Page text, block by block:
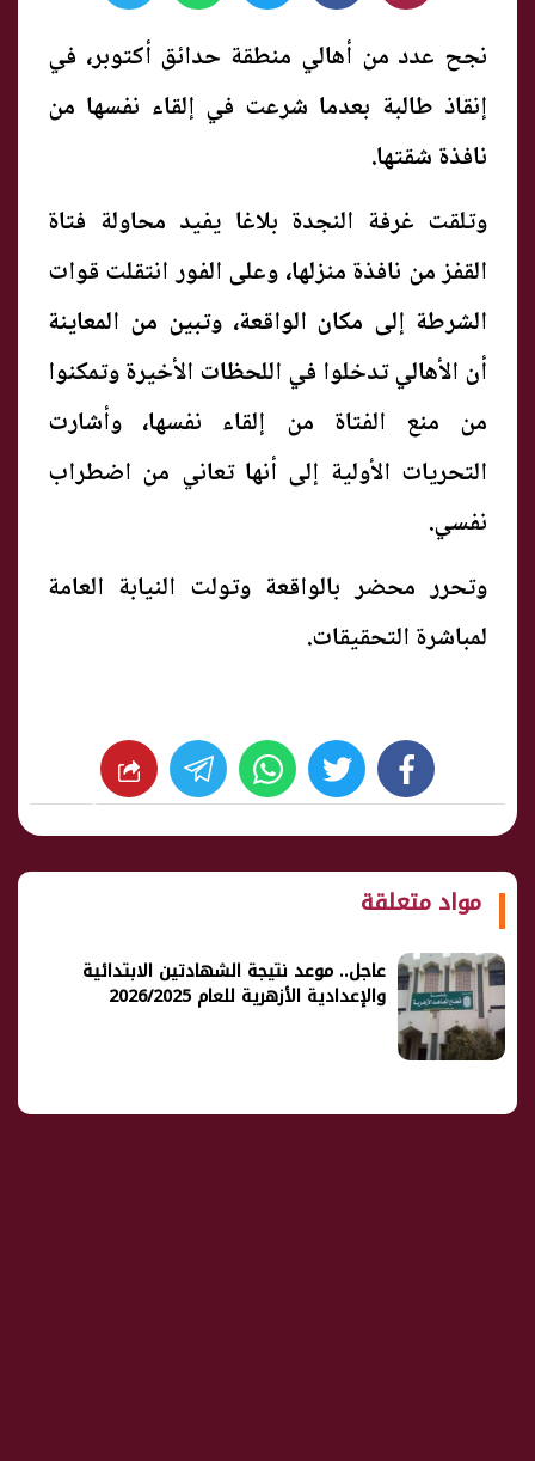
نجح عدد من أهالي منطقة حدائق أكتوبر، في
إنقاذ طالبة بعدما شرعت في إلقاء نفسها من
نافذة شقتها.
وتلقت غرفة النجدة بلاغا يفيد محاولة فتاة
القفز من نافذة منزلها، وعلى الفور انتقلت قوات
الشرطة إلى مكان الواقعة، وتبين من المعاينة
أن الأهالي تدخلوا في اللحظات الأخيرة وتمكنوا
من منع الفتاة من إلقاء نفسها، وأشارت
التحريات الأولية إلى أنها تعاني من اضطراب
نفسي.
وتحرر محضر بالواقعة وتولت النيابة العامة
لمباشرة التحقيقات.
facebook
twitter
whats شارك
مواد متعلقة
عاجل.. موعد نتيجة الشهادتين الابتدائية
والإعدادية الأزهرية للعام 2026/2025